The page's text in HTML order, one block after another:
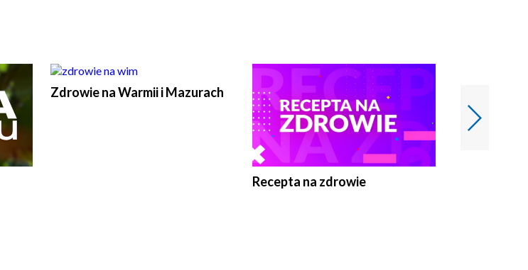
Zdrowie na Warmii i Mazurach
Recepta na zdrowie